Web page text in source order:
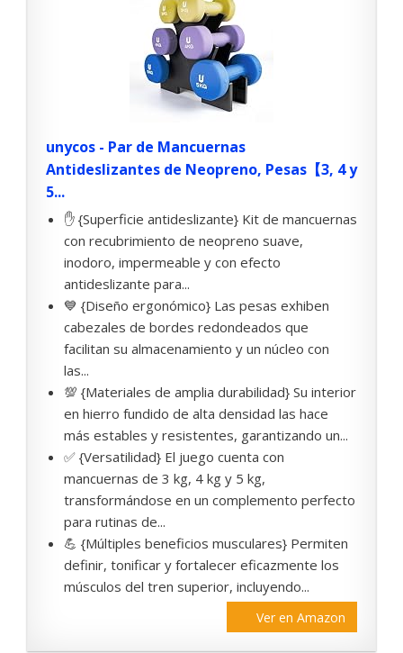
unycos - Par de Mancuernas
Antideslizantes de Neopreno, Pesas【3, 4 y
5...
✋ {Superficie antideslizante} Kit de mancuernas
con recubrimiento de neopreno suave,
inodoro, impermeable y con efecto
antideslizante para...
💙 {Diseño ergonómico} Las pesas exhiben
cabezales de bordes redondeados que
facilitan su almacenamiento y un núcleo con
las...
💯 {Materiales de amplia durabilidad} Su interior
en hierro fundido de alta densidad las hace
más estables y resistentes, garantizando un...
✅ {Versatilidad} El juego cuenta con
mancuernas de 3 kg, 4 kg y 5 kg,
transformándose en un complemento perfecto
para rutinas de...
💪 {Múltiples beneficios musculares} Permiten
definir, tonificar y fortalecer eficazmente los
músculos del tren superior, incluyendo...
Ver en Amazon